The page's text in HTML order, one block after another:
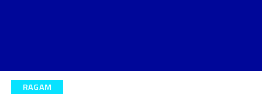
RAGAM